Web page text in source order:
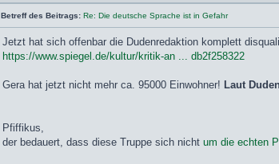
Betreff des Beitrags: Re: Die deutsche Sprache ist in Gefahr
Jetzt hat sich offenbar die Dudenredaktion komplett
https://www.spiegel.de/kultur/kritik-an ... db2f258322
Gera hat jetzt nicht mehr ca. 95000 Einwohner! Laut
Pfiffikus,
der bedauert, dass diese Truppe sich nicht um die echten